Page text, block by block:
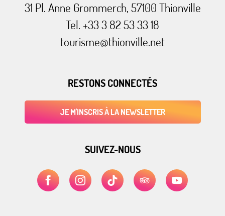
31 Pl. Anne Grommerch, 57100 Thionville
Tel. +33 3 82 53 33 18
tourisme@thionville.net
RESTONS CONNECTÉS
JE M'INSCRIS À LA NEWSLETTER
SUIVEZ-NOUS